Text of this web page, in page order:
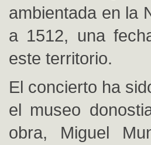
ambientada en la
a 1512, una
este territorio.
El concierto ha
el museo
obra, Miguel